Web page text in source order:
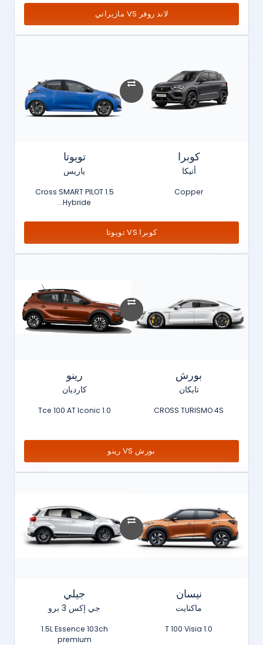
لاند روفر VS مازيراتي
كوبرا
أتيكا
Copper
تويوتا
ياريس
Cross SMART PILOT 1.5
Hybride...
كوبرا VS تويوتا
بورش
تايكان
CROSS TURISMO 4S
رينو
كارديان
1.0 Tce 100 AT Iconic
بورش VS رينو
نيسان
ماكنايت
1.0 T 100 Visia
جيلي
جي إكس 3 برو
1.5L Essence 103ch
premium